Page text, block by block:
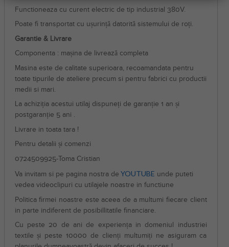
Functioneaza cu curent electric de tip industrial 380V.
Poate fi transportat cu ușurință datorită sistemului de roți.
Garantie & Livrare
Componenta : mașina de livrează completa
Masina este de calitate superioara, recoamandata pentru
toate tipurile de ateliere precum si pentru fabrici cu productii
medii si mari.
La achiziția acestui utilaj dispuneți de garanție 1 an și
postgaranție 5 ani .
Livrare in toata tara !
Pentru detalii și comenzi
0724509925-Toma Cristian
Va invitam si pe pagina nostra de YOUTUBE unde puteti
vedea videoclipuri cu utilajele noastre in functiune
Politica firmei noastre este aceea de a multumi fiecare client
in parte indiferent de posibillitatile financiare.
Cu peste 20 de ani de experiența in domeniul industriei
textile și peste 10000 de clienți multumiți ne asiguram ca